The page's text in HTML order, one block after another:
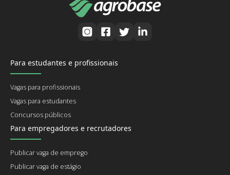
Para estudantes e profissionais
Vagas para profissionais
Vagas para estudantes
Concursos públicos
Para empregadores e recrutadores
Publicar vaga de emprego
Publicar vaga de estágio